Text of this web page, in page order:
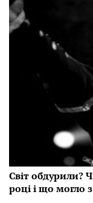
Світ обдурили?
році і що могло